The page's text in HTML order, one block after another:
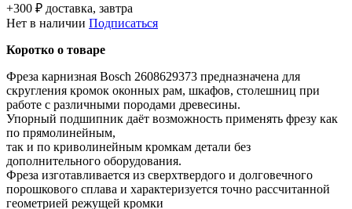
+300 ₽ доставка, завтра
Нет в наличии Подписаться
Коротко о товаре
Фреза карнизная Bosch 2608629373 предназначена для
скругления кромок оконных рам, шкафов, столешниц при
работе с различными породами древесины.
Упорный подшипник даёт возможность применять фрезу как
по прямолинейным,
так и по криволинейным кромкам детали без
дополнительного оборудования.
Фреза изготавливается из сверхтвердого и долговечного
порошкового сплава и характеризуется точно рассчитанной
геометрией режущей кромки